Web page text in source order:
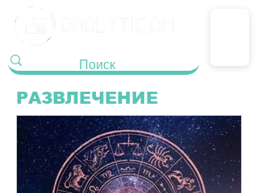
РАЗВЛЕЧЕНИЕ